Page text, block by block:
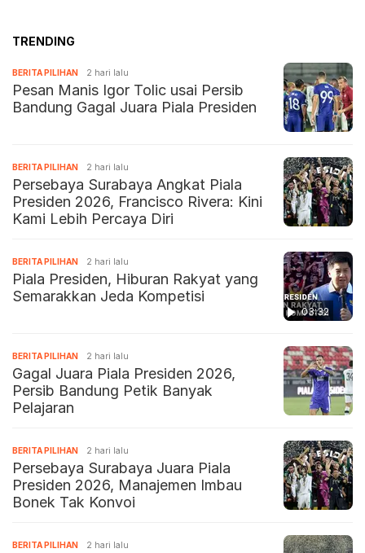
TRENDING
BERITA PILIHAN 2 hari lalu
Pesan Manis Igor Tolic usai Persib
Bandung Gagal Juara Piala Presiden
BERITA PILIHAN 2 hari lalu
Persebaya Surabaya Angkat Piala
Presiden 2026, Francisco Rivera: Kini
Kami Lebih Percaya Diri
03:32
BERITA PILIHAN 2 hari lalu
Piala Presiden, Hiburan Rakyat yang
Semarakkan Jeda Kompetisi
BERITA PILIHAN 2 hari lalu
Gagal Juara Piala Presiden 2026,
Persib Bandung Petik Banyak
Pelajaran
BERITA PILIHAN 2 hari lalu
Persebaya Surabaya Juara Piala
Presiden 2026, Manajemen Imbau
Bonek Tak Konvoi
BERITA PILIHAN 2 hari lalu